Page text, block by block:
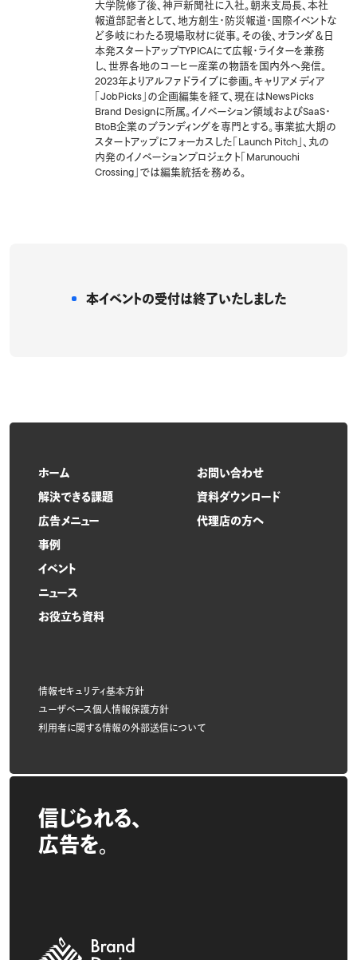
大学院修了後、神戸新聞社に入社。朝来支局長、本社
報道部記者として、地方創生・防災報道・国際イベントな
ど多岐にわたる現場取材に従事。その後、オランダ＆日
本発スタートアップTYPICAにて広報・ライターを兼務
し、世界各地のコーヒー産業の物語を国内外へ発信。
2023年よりアルファドライブに参画。キャリアメディア
「JobPicks」の企画編集を経て、現在はNewsPicks
Brand Designに所属。イノベーション領域およびSaaS・
BtoB企業のブランディングを専門とする。事業拡大期の
スタートアップにフォーカスした「Launch Pitch」、丸の
内発のイノベーションプロジェクト「Marunouchi
Crossing」では編集統括を務める。
本イベントの受付は終了いたしました
ホーム
解決できる課題
広告メニュー
事例
イベント
ニュース
お役立ち資料
お問い合わせ
資料ダウンロード
代理店の方へ
情報セキュリティ基本方針
ユーザベース個人情報保護方針
利用者に関する情報の外部送信について
信じられる、
広告を。